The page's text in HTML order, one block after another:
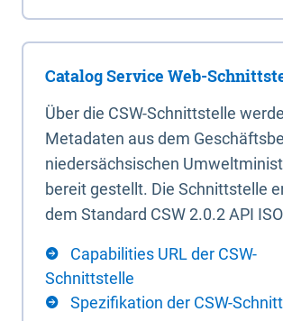
Catalog Service Web-
Über die CSW-Schnittstelle
Metadaten aus dem
niedersächsischen
bereit gestellt. Die Schnittstelle
dem Standard CSW 2.0.2 API
Capabilities URL der CSW-
Schnittstelle
Spezifikation der CSW-